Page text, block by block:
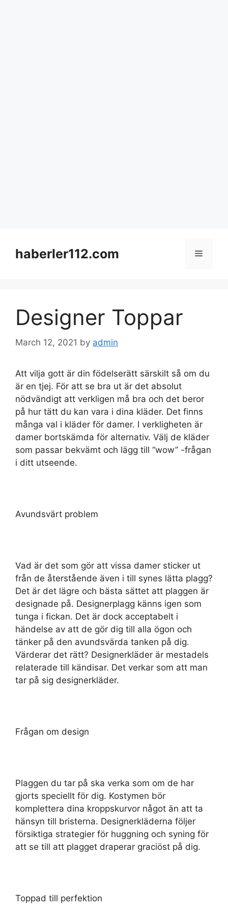
contenthaberler112.com Menu
Designer Toppar
March 12, 2021 by admin
Att vilja gott är din födelserätt särskilt så om du
är en tjej. För att se bra ut är det absolut
nödvändigt att verkligen må bra och det beror
på hur tätt du kan vara i dina kläder. Det finns
många val i kläder för damer. I verkligheten är
damer bortskämda för alternativ. Välj de kläder
som passar bekvämt och lägg till “wow” -frågan
i ditt utseende.
Avundsvärt problem
Vad är det som gör att vissa damer sticker ut
från de återstående även i till synes lätta plagg?
Det är det lägre och bästa sättet att plaggen är
designade på. Designerplagg känns igen som
tunga i fickan. Det är dock acceptabelt i
händelse av att de gör dig till alla ögon och
tänker på den avundsvärda tanken på dig.
Värderar det rätt? Designerkläder är mestadels
relaterade till kändisar. Det verkar som att man
tar på sig designerkläder.
Frågan om design
Plaggen du tar på ska verka som om de har
gjorts speciellt för dig. Kostymen bör
komplettera dina kroppskurvor något än att ta
hänsyn till bristerna. Designerkläderna följer
försiktiga strategier för huggning och syning för
att se till att plagget draperar graciöst på dig.
Toppad till perfektion